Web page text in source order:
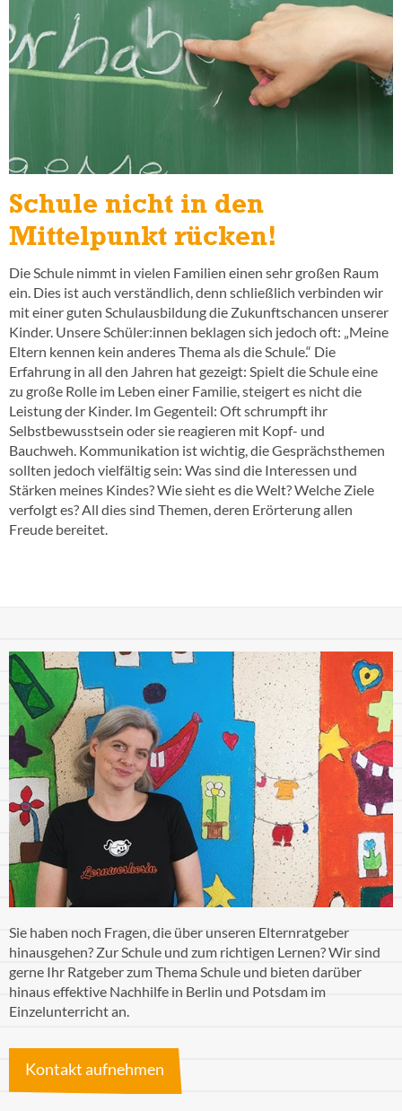
Schule nicht in den
Mittelpunkt rücken!
Die Schule nimmt in vielen Familien einen sehr großen Raum
ein. Dies ist auch verständlich, denn schließlich verbinden wir
mit einer guten Schulausbildung die Zukunftschancen unserer
Kinder. Unsere Schüler:innen beklagen sich jedoch oft: „Meine
Eltern kennen kein anderes Thema als die Schule.“ Die
Erfahrung in all den Jahren hat gezeigt: Spielt die Schule eine
zu große Rolle im Leben einer Familie, steigert es nicht die
Leistung der Kinder. Im Gegenteil: Oft schrumpft ihr
Selbstbewusstsein oder sie reagieren mit Kopf- und
Bauchweh. Kommunikation ist wichtig, die Gesprächsthemen
sollten jedoch vielfältig sein: Was sind die Interessen und
Stärken meines Kindes? Wie sieht es die Welt? Welche Ziele
verfolgt es? All dies sind Themen, deren Erörterung allen
Freude bereitet.
Sie haben noch Fragen, die über unseren Elternratgeber
hinausgehen? Zur Schule und zum richtigen Lernen? Wir sind
gerne Ihr Ratgeber zum Thema Schule und bieten darüber
hinaus effektive Nachhilfe in Berlin und Potsdam im
Einzelunterricht an.
Kontakt aufnehmen